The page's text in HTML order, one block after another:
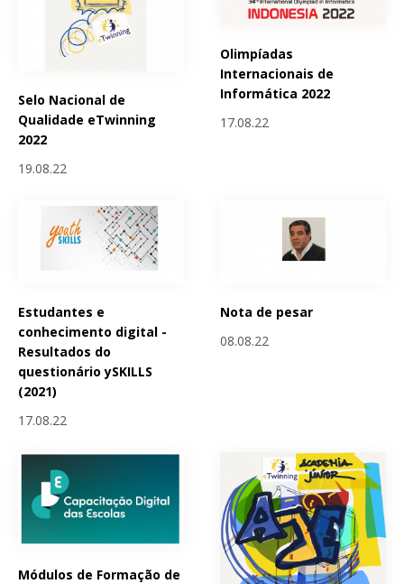
Selo Nacional de
Qualidade eTwinning
2022
19.08.22
Olimpíadas
Internacionais de
Informática 2022
17.08.22
Estudantes e
conhecimento digital -
Resultados do
questionário ySKILLS
(2021)
17.08.22
Nota de pesar
08.08.22
Módulos de Formação de